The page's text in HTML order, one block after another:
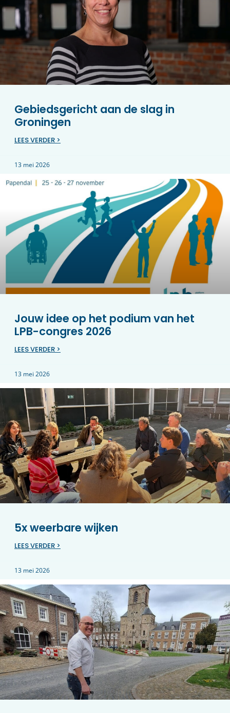
Gebiedsgericht aan de slag in
Groningen
LEES VERDER >
13 mei 2026
Jouw idee op het podium van het
LPB-congres 2026
LEES VERDER >
13 mei 2026
5x weerbare wijken
LEES VERDER >
13 mei 2026